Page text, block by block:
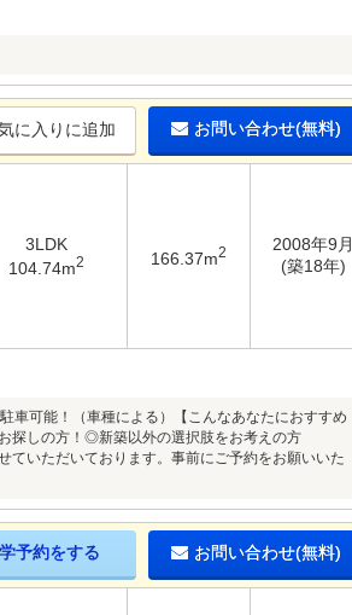
に入りに追加 お問い合わせ(無料)
3LDK
104.74m2 166.37m2
2008年9月
(築18年)
可能！（車種による）【こんなあなたにおすすめ
探しの方！◎新築以外の選択肢をお考えの方
ただいております。事前にご予約をお願いいた
予約をする お問い合わせ(無料)